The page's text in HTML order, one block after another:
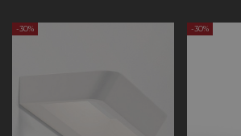
-30% -30%